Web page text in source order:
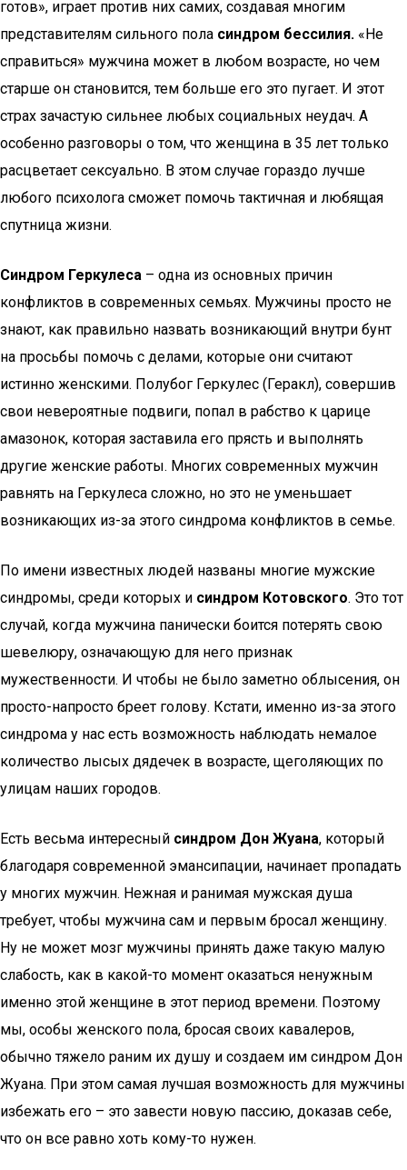
готов», играет против них самих, создавая многим
представителям сильного пола синдром бессилия. «Не
справиться» мужчина может в любом возрасте, но чем
старше он становится, тем больше его это пугает. И этот
страх зачастую сильнее любых социальных неудач. А
особенно разговоры о том, что женщина в 35 лет только
расцветает сексуально. В этом случае гораздо лучше
любого психолога сможет помочь тактичная и любящая
спутница жизни.
Синдром Геркулеса – одна из основных причин
конфликтов в современных семьях. Мужчины просто не
знают, как правильно назвать возникающий внутри бунт
на просьбы помочь с делами, которые они считают
истинно женскими. Полубог Геркулес (Геракл), совершив
свои невероятные подвиги, попал в рабство к царице
амазонок, которая заставила его прясть и выполнять
другие женские работы. Многих современных мужчин
равнять на Геркулеса сложно, но это не уменьшает
возникающих из-за этого синдрома конфликтов в семье.
По имени известных людей названы многие мужские
синдромы, среди которых и синдром Котовского. Это тот
случай, когда мужчина панически боится потерять свою
шевелюру, означающую для него признак
мужественности. И чтобы не было заметно облысения, он
просто-напросто бреет голову. Кстати, именно из-за этого
синдрома у нас есть возможность наблюдать немалое
количество лысых дядечек в возрасте, щеголяющих по
улицам наших городов.
Есть весьма интересный синдром Дон Жуана, который
благодаря современной эмансипации, начинает пропадать
у многих мужчин. Нежная и ранимая мужская душа
требует, чтобы мужчина сам и первым бросал женщину.
Ну не может мозг мужчины принять даже такую малую
слабость, как в какой-то момент оказаться ненужным
именно этой женщине в этот период времени. Поэтому
мы, особы женского пола, бросая своих кавалеров,
обычно тяжело раним их душу и создаем им синдром Дон
Жуана. При этом самая лучшая возможность для мужчины
избежать его – это завести новую пассию, доказав себе,
что он все равно хоть кому-то нужен.